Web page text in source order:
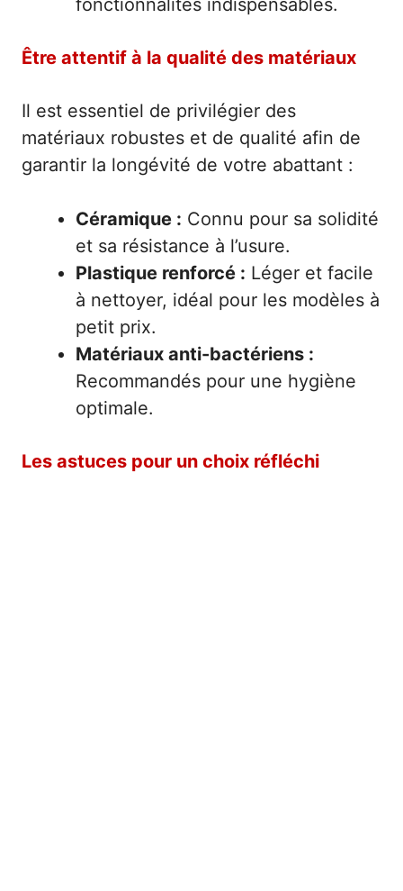
fonctionnalités indispensables.
Être attentif à la qualité des matériaux
Il est essentiel de privilégier des
matériaux robustes et de qualité afin de
garantir la longévité de votre abattant :
Céramique : Connu pour sa solidité
et sa résistance à l’usure.
Plastique renforcé : Léger et facile
à nettoyer, idéal pour les modèles à
petit prix.
Matériaux anti-bactériens :
Recommandés pour une hygiène
optimale.
Les astuces pour un choix réfléchi